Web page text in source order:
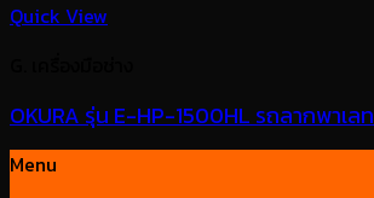
Quick View
OKURA รุ่น E-HP-1500HL รถลากพาเล
Menu